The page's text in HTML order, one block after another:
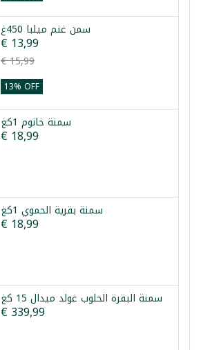
سمن غنم ميلبا 450غ
€ 13,99
€ 15,99
13% OFF
سمنة خانوم 1كغ
€ 18,99
سمنة بقرية الحموي 1كغ
€ 18,99
سمنة البقرة الحلوب غولد ميدال 15 كغ
€ 339,99